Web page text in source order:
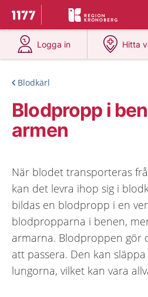
Till startsidan för 1177
Du har valt region
Logga in
på 1177.se
Hitta
på
Blodkärl
Blodpropp i
armen
När blodet transporteras
kan det levra ihop sig i
bildas en blodpropp i en
blodpropparna i benen,
armarna. Blodproppen gör
att passera. Den kan
lungorna, vilket kan vara